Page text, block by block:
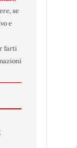
se
e
farti